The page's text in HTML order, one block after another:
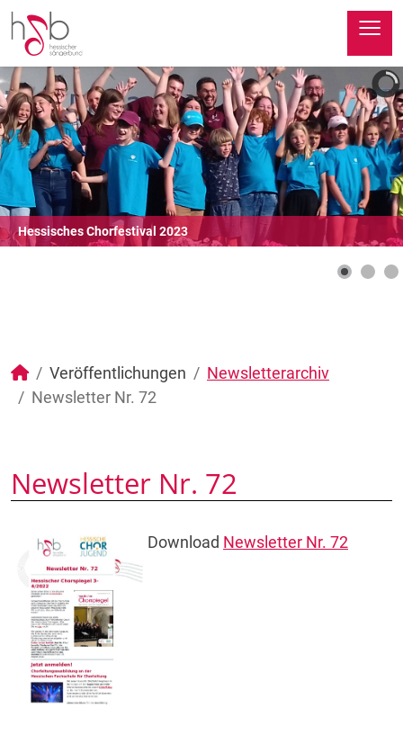
Hessisches Chorfestival 2023
Veröffentlichungen
Newsletterarchiv
Newsletter Nr. 72
Newsletter Nr. 72
Download Newsletter Nr. 72
≡